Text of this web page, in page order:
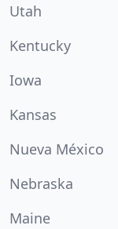
Utah
Kentucky
Iowa
Kansas
Nueva México
Nebraska
Maine